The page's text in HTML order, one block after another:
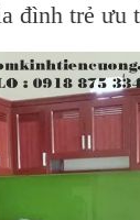
đình trẻ ưu